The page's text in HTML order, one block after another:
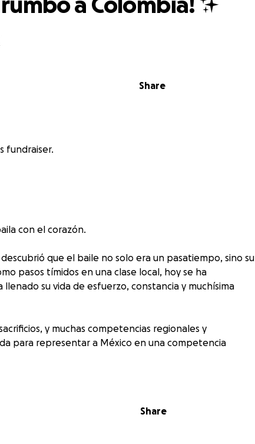
Share
fundraiser.
con el corazón.
que el baile no solo era un pasatiempo, sino su
pasos tímidos en una clase local, hoy se ha
su vida de esfuerzo, constancia y muchísima
y muchas competencias regionales y
para representar a México en una competencia
este sueño se haga realidad.Share